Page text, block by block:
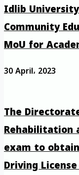
Idlib
Community
MoU for
30 April، 2023
The
Rehabilitation
exam to
Driving License